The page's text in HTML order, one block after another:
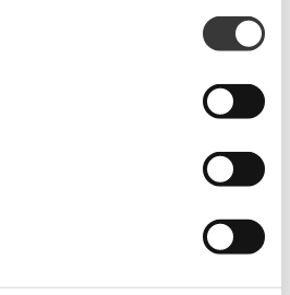
så du kan få varen leveret